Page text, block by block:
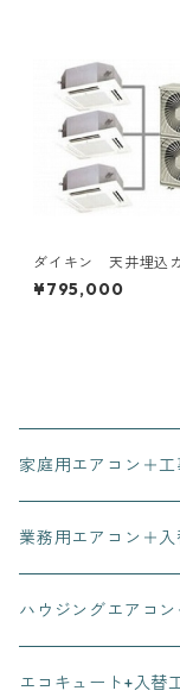
ダイキン 天井埋込
型4方向 8～15馬力
対1トリプル3対1
¥795,000
家庭用エアコン＋工
業務用エアコン＋
ハウジングエアコ
エコキュート+入替